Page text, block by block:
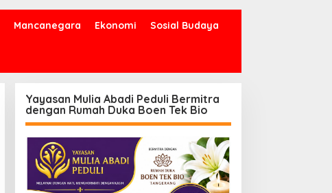
Mancanegara Ekonomi Sosial Budaya
Yayasan Mulia Abadi Peduli Bermitra
dengan Rumah Duka Boen Tek Bio